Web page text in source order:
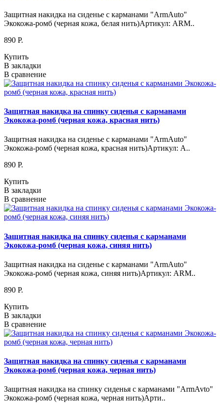
Защитная накидка на сиденье с карманами "ArmAuto"
Экокожа-ромб (черная кожа, белая нить)Артикул: ARM..
890 P.
Купить
В закладки
В сравнение
Защитная накидка на спинку сиденья с карманами
Экокожа-ромб (черная кожа, красная нить)
Защитная накидка на сиденье с карманами "ArmAuto"
Экокожа-ромб (черная кожа, красная нить)Артикул: A..
890 P.
Купить
В закладки
В сравнение
Защитная накидка на спинку сиденья с карманами
Экокожа-ромб (черная кожа, синяя нить)
Защитная накидка на сиденье с карманами "ArmAuto"
Экокожа-ромб (черная кожа, синяя нить)Артикул: ARM..
890 P.
Купить
В закладки
В сравнение
Защитная накидка на спинку сиденья с карманами
Экокожа-ромб (черная кожа, черная нить)
Защитная накидка на спинку сиденья с карманами "ArmAvto"
Экокожа-ромб (черная кожа, черная нить)Арти..